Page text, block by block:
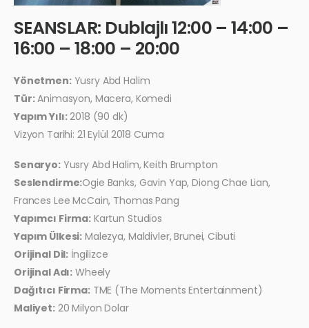
SEANSLAR: Dublajlı 12:00 – 14:00 –
16:00 – 18:00 – 20:00
Yönetmen:Yusry Abd Halim
Tür:Animasyon, Macera, Komedi
Yapım Yılı:2018 (90 dk)
Vizyon Tarihi: 21 Eylül 2018 Cuma
Senaryo:Yusry Abd Halim, Keith Brumpton
Seslendirme:Ogie Banks, Gavin Yap, Diong Chae Lian,
Frances Lee McCain, Thomas Pang
Yapımcı Firma: Kartun Studios
Yapım Ülkesi: Malezya, Maldivler, Brunei, Cibuti
Orijinal Dil: İngilizce
Orijinal Adı: Wheely
Dağıtıcı Firma:TME (The Moments Entertainment)
Maliyet:20 Milyon Dolar